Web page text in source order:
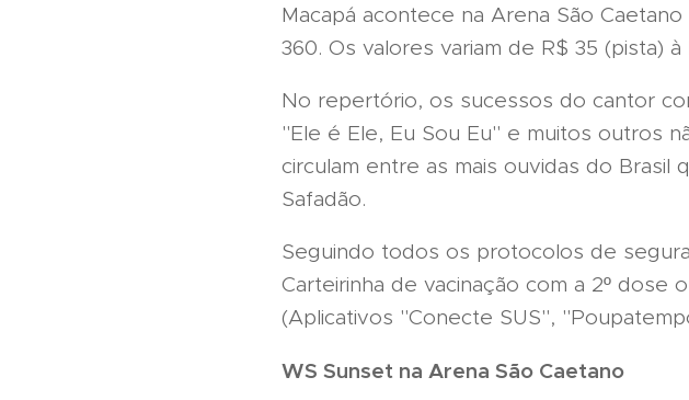
Macapá acontece na Arena São
360. Os valores variam de R$ 35 (pista)
No repertório, os sucessos do cantor
"Ele é Ele, Eu Sou Eu" e muitos outros
circulam entre as mais ouvidas do
Safadão.
Seguindo todos os protocolos de
Carteirinha de vacinação com a 2º dose
(Aplicativos "Conecte SUS",
WS Sunset na Arena São Caetano